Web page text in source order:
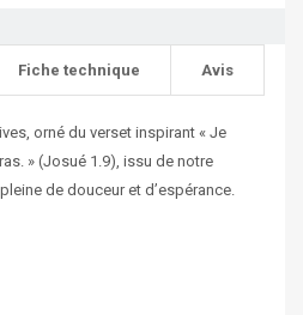
Fiche technique Avis
orné du verset inspirant « Je
» (Josué 1.9), issu de notre
de douceur et d’espérance.